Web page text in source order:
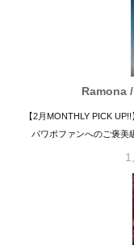
Ramona
【2月MONTHLY PICK
パワポファンへのご褒